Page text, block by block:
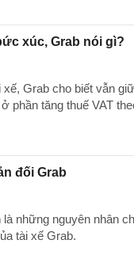
xúc, Grab nói gì?
Grab cho biết vẫn
phần tăng thuế VAT
đối Grab
những nguyên nhân
tài xế Grab.